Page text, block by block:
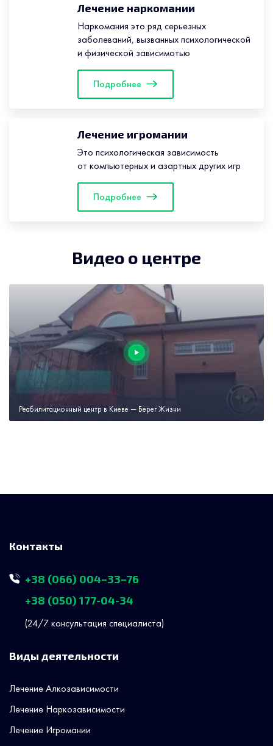
Лечение наркомании
Наркомания это ряд серьезных
заболеваний, вызванных психологической
и физической зависимотью
Подробнее
Лечение игромании
Это психологическая зависимость
от компьютерных и азартных других игр
Подробнее
Видео о центре
Реабилитационный центр в Киеве — Берег Жизни
Виды деятельности
Лечение Алкозависимости
Лечение Наркозависимости
Лечение Игромании
Контакты
+38 (066) 004–33–76
+38 (050) 177-04-34
(24/7 консультация специалиста)